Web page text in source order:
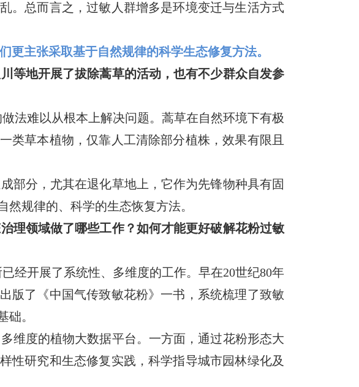
。总而言之，过敏人群增多是环境变迁与生活方式
主张采取基于自然规律的科学生态修复方法。
等地开展了拔除蒿草的活动，也有不少群众自发参
法难以从根本上解决问题。蒿草在自然环境下有极
类草本植物，仅靠人工清除部分植株，效果有限且
部分，尤其在退化草地上，它作为先锋物种具有固
规律的、科学的生态恢复方法。
理领域做了哪些工作？如何才能更好破解花粉过敏
经开展了系统性、多维度的工作。早在20世纪80年
版了《中国气传致敏花粉》一书，系统梳理了致敏
础。
维度的植物大数据平台。一方面，通过花粉形态大
性研究和生态修复实践，科学指导城市园林绿化及